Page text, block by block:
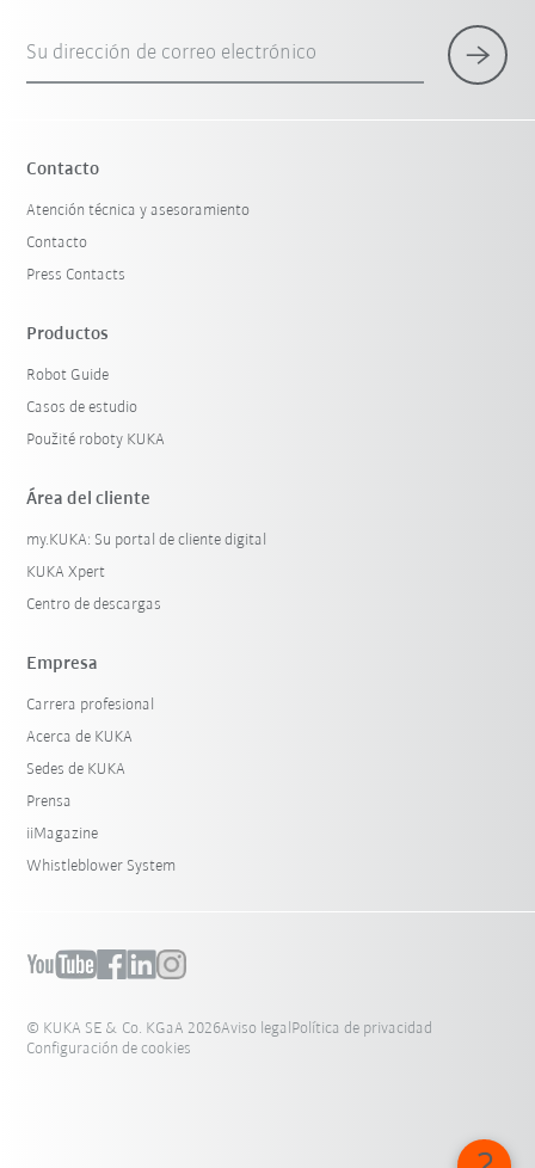
Su dirección de correo electrónico
Contacto
Atención técnica y asesoramiento
Contacto
Press Contacts
Productos
Robot Guide
Casos de estudio
Použité roboty KUKA
Área del cliente
my.KUKA: Su portal de cliente digital
KUKA Xpert
Centro de descargas
Empresa
Carrera profesional
Acerca de KUKA
Sedes de KUKA
Prensa
iiMagazine
Whistleblower System
© KUKA SE & Co. KGaA 2026Aviso legal Política de privacidad
Configuración de cookies